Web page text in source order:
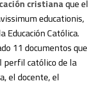
cristianaque el
educationis,
Educación Católica.
11 documentos que
perfil católico de la
el docente, el